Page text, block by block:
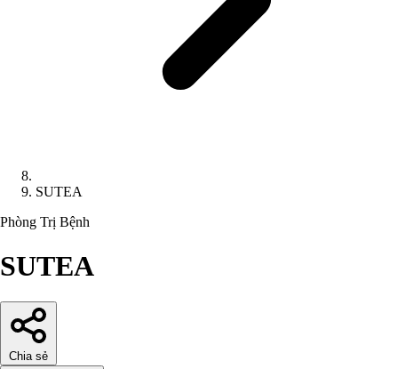
SUTEA
Phòng Trị Bệnh
SUTEA
Chia sẻ